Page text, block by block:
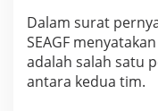
n
a
p
a
I
Dalam surat
SEAGF
adalah salah satu
antara kedua tim.